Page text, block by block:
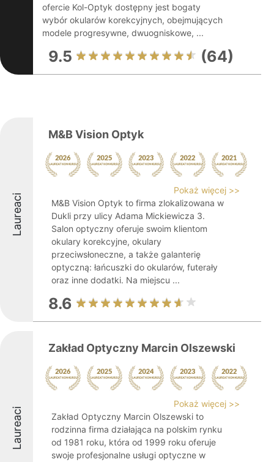
ofercie Kol-Optyk dostępny jest bogaty
wybór okularów korekcyjnych, obejmujących
modele progresywne, dwuogniskowe, ...
9.5 (64)
Laureaci
M&B Vision Optyk
Pokaż więcej >>
M&B Vision Optyk to firma zlokalizowana w
Dukli przy ulicy Adama Mickiewicza 3.
Salon optyczny oferuje swoim klientom
okulary korekcyjne, okulary
przeciwsłoneczne, a także galanterię
optyczną: łańcuszki do okularów, futerały
oraz inne dodatki. Na miejscu ...
8.6
Laureaci
Zakład Optyczny Marcin Olszewski
Pokaż więcej >>
Zakład Optyczny Marcin Olszewski to
rodzinna firma działająca na polskim rynku
od 1981 roku, która od 1999 roku oferuje
swoje profesjonalne usługi optyczne w